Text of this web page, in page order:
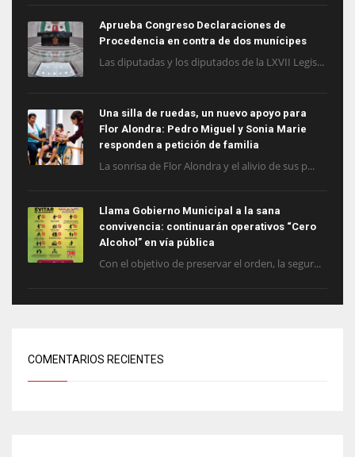
Aprueba Congreso Declaraciones de
Procedencia en contra de dos munícipes
Las diputadas y los diputados de la LXVII Legis...
Una silla de ruedas, un nuevo apoyo para
Flor Alondra: Pedro Miguel y Sonia Marie
responden a petición de familia
La sonrisa de Flor Alondra y el alivio de sus p...
Llama Gobierno Municipal a la sana
convivencia: continuarán operativos “Cero
Alcohol” en vía pública
Con el objetivo de preservar el orden, la segur...
COMENTARIOS RECIENTES